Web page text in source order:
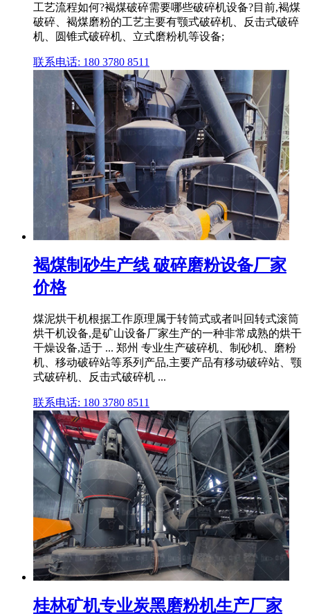
工艺流程如何?褐煤破碎需要哪些破碎机设备?目前,褐煤
破碎、褐煤磨粉的工艺主要有颚式破碎机、反击式破碎
机、圆锥式破碎机、立式磨粉机等设备;
联系电话: 180 3780 8511
褐煤制砂生产线 破碎磨粉设备厂家
价格
煤泥烘干机根据工作原理属于转筒式或者叫回转式滚筒
烘干机设备,是矿山设备厂家生产的一种非常成熟的烘干
干燥设备,适于 ... 郑州 专业生产破碎机、制砂机、磨粉
机、移动破碎站等系列产品,主要产品有移动破碎站、颚
式破碎机、反击式破碎机 ...
联系电话: 180 3780 8511
桂林矿机专业炭黑磨粉机生产厂家